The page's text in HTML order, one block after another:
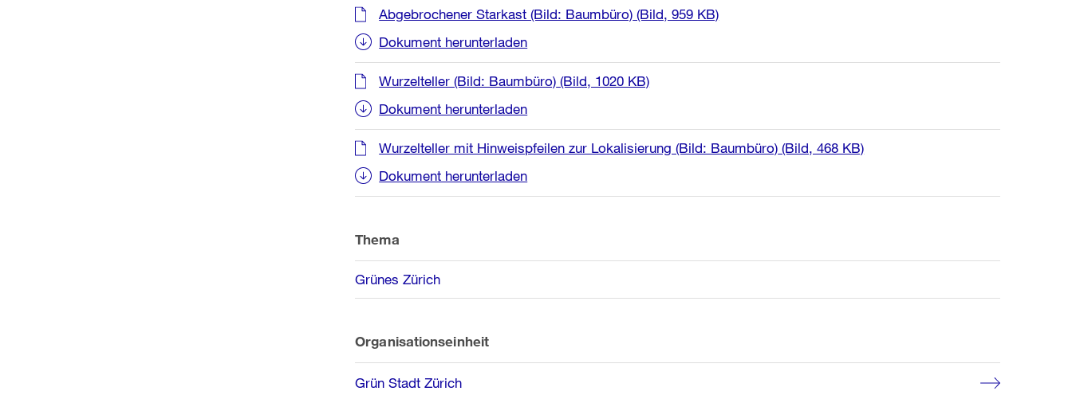
Abgebrochener Starkast (Bild: Baumbüro) (Bild, 959 KB)
Dokument herunterladen
Wurzelteller (Bild: Baumbüro) (Bild, 1020 KB)
Dokument herunterladen
Wurzelteller mit Hinweispfeilen zur Lokalisierung (Bild: Baumbüro) (Bild, 468 KB)
Dokument herunterladen
Thema
Grünes Zürich
Organisationseinheit
Grün Stadt Zürich